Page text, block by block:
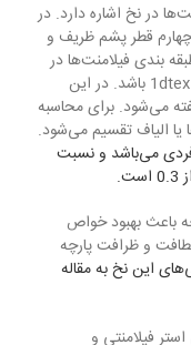
در نخ اشاره دارد. در
قطر پشم ظریف و
بندی فیلامنت‌ها در
گروه میکرو فیلامنت ظرافت آن‌ها باید کمتر از 1dtex باشد. در این
می‌شود. برای محاسبه
یا الیاف تقسیم می‌شود.
می‌باشد و نسبت
باعث بهبود خواص
و ظرافت پارچه
این نخ به مقاله
فیلامنتی و